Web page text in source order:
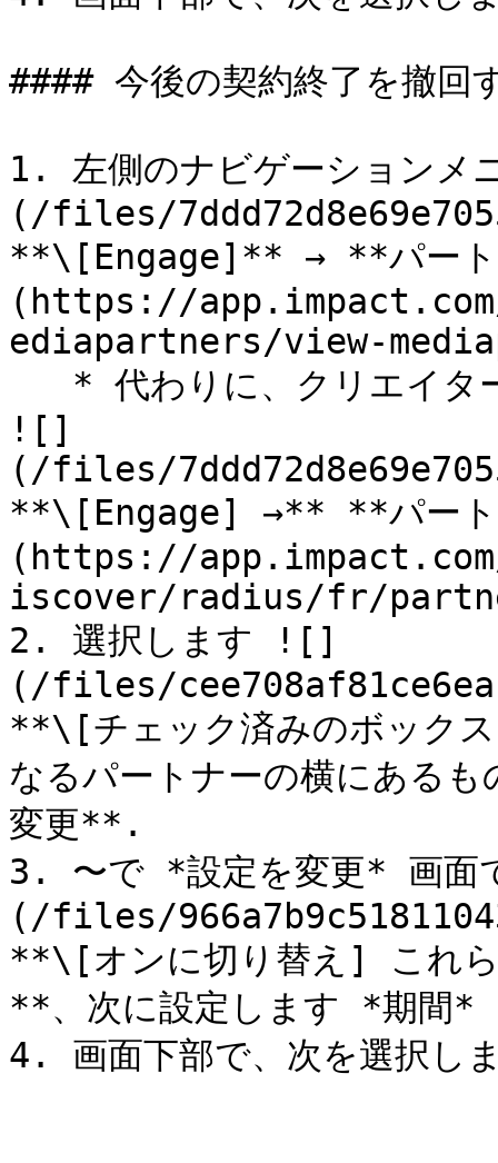
#### 今後の契約終了を撤回
1. 左側のナビゲーション
(/files/
**\[Engage]** → **パー
(https://
ediapartners/view-
![]
(/files/
**\[Engage] →** **パー
(https://
iscover/radius/fr/
2. 選択します ![]
(/files/
**\[チェック済みのボック
なるパートナーの横にある
変更**.
3. 〜で *設定を変更* 画面
(/files/
**\[オンに切り替え] これら
**、次に設定します *期
4. 画面下部で、次を選択